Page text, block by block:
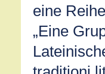
eine
„Eine